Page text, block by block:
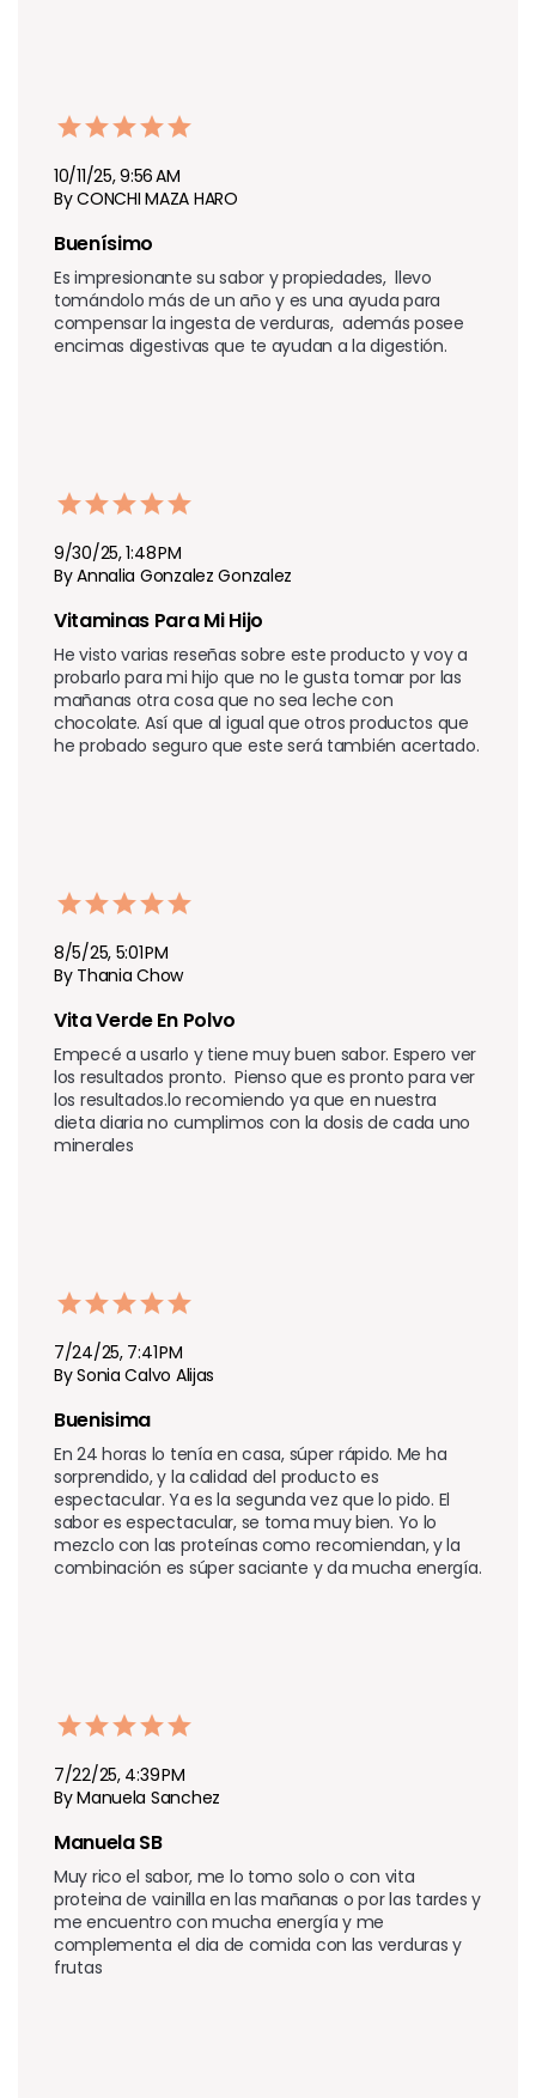
10/11/25, 9:56 AM
By CONCHI MAZA HARO
Buenísimo
Es impresionante su sabor y propiedades,  llevo
tomándolo más de un año y es una ayuda para
compensar la ingesta de verduras,  además posee
encimas digestivas que te ayudan a la digestión.
9/30/25, 1:48 PM
By Annalia Gonzalez Gonzalez
Vitaminas Para Mi Hijo
He visto varias reseñas sobre este producto y voy a
probarlo para mi hijo que no le gusta tomar por las
mañanas otra cosa que no sea leche con
chocolate. Así que al igual que otros productos que
he probado seguro que este será también acertado.
8/5/25, 5:01 PM
By Thania Chow
Vita Verde En Polvo
Empecé a usarlo y tiene muy buen sabor. Espero ver
los resultados pronto.  Pienso que es pronto para ver
los resultados.lo recomiendo ya que en nuestra
dieta diaria no cumplimos con la dosis de cada uno
minerales
7/24/25, 7:41 PM
By Sonia Calvo Alijas
Buenisima
En 24 horas lo tenía en casa, súper rápido. Me ha
sorprendido, y la calidad del producto es
espectacular. Ya es la segunda vez que lo pido. El
sabor es espectacular, se toma muy bien. Yo lo
mezclo con las proteínas como recomiendan, y la
combinación es súper saciante y da mucha energía.
7/22/25, 4:39 PM
By Manuela Sanchez
Manuela SB
Muy rico el sabor, me lo tomo solo o con vita
proteina de vainilla en las mañanas o por las tardes y
me encuentro con mucha energía y me
complementa el dia de comida con las verduras y
frutas